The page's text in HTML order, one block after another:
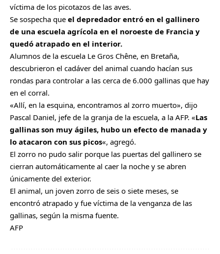
víctima de los picotazos de las aves.
Se sospecha que el depredador entró en el gallinero
de una escuela agrícola en el noroeste de Francia y
quedó atrapado en el interior.
Alumnos de la escuela Le Gros Chêne, en Bretaña,
descubrieron el cadáver del animal cuando hacían sus
rondas para controlar a las cerca de 6.000 gallinas que hay
en el corral.
«Allí, en la esquina, encontramos al zorro muerto», dijo
Pascal Daniel, jefe de la granja de la escuela, a la AFP. «Las
gallinas son muy ágiles, hubo un efecto de manada y
lo atacaron con sus picos«, agregó.
El zorro no pudo salir porque las puertas del gallinero se
cierran automáticamente al caer la noche y se abren
únicamente del exterior.
El animal, un joven zorro de seis o siete meses, se
encontró atrapado y fue víctima de la venganza de las
gallinas, según la misma fuente.
AFP